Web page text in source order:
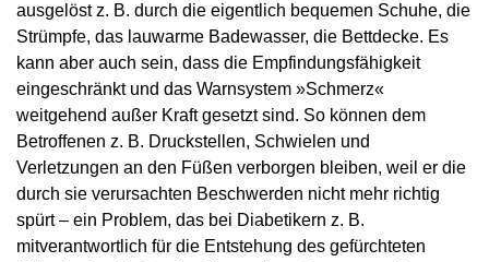
ausgelöst z. B. durch die eigentlich bequemen Schuhe, die
Strümpfe, das lauwarme Badewasser, die Bettdecke. Es
kann aber auch sein, dass die Empfindungsfähigkeit
eingeschränkt und das Warnsystem »Schmerz«
weitgehend außer Kraft gesetzt sind. So können dem
Betroffenen z. B. Druckstellen, Schwielen und
Verletzungen an den Füßen verborgen bleiben, weil er die
durch sie verursachten Beschwerden nicht mehr richtig
spürt – ein Problem, das bei Diabetikern z. B.
mitverantwortlich für die Entstehung des gefürchteten